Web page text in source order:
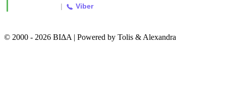
| Viber
© 2000 - 2026 ΒΙΔΑ | Powered by Tolis & Alexandra